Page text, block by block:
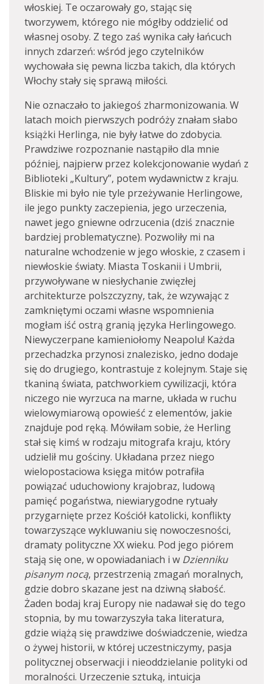
włoskiej. Te oczarowały go, stając się
tworzywem, którego nie mógłby oddzielić od
własnej osoby. Z tego zaś wynika cały łańcuch
innych zdarzeń: wśród jego czytelników
wychowała się pewna liczba takich, dla których
Włochy stały się sprawą miłości.
Nie oznaczało to jakiegoś zharmonizowania. W
latach moich pierwszych podróży znałam słabo
książki Herlinga, nie były łatwe do zdobycia.
Prawdziwe rozpoznanie nastąpiło dla mnie
później, najpierw przez kolekcjonowanie wydań z
Biblioteki „Kultury”, potem wydawnictw z kraju.
Bliskie mi było nie tyle przeżywanie Herlingowe,
ile jego punkty zaczepienia, jego urzeczenia,
nawet jego gniewne odrzucenia (dziś znacznie
bardziej problematyczne). Pozwoliły mi na
naturalne wchodzenie w jego włoskie, z czasem i
niewłoskie światy. Miasta Toskanii i Umbrii,
przywoływane w niesłychanie zwięzłej
architekturze polszczyzny, tak, że wzywając z
zamkniętymi oczami własne wspomnienia
mogłam iść ostrą granią języka Herlingowego.
Niewyczerpane kamieniołomy Neapolu! Każda
przechadzka przynosi znalezisko, jedno dodaje
się do drugiego, kontrastuje z kolejnym. Staje się
tkaniną świata, patchworkiem cywilizacji, która
niczego nie wyrzuca na marne, układa w ruchu
wielowymiarową opowieść z elementów, jakie
znajduje pod ręką. Mówiłam sobie, że Herling
stał się kimś w rodzaju mitografa kraju, który
udzielił mu gościny. Układana przez niego
wielopostaciowa księga mitów potrafiła
powiązać uduchowiony krajobraz, ludową
pamięć pogaństwa, niewiarygodne rytuały
przygarnięte przez Kościół katolicki, konflikty
towarzyszące wykluwaniu się nowoczesności,
dramaty polityczne XX wieku. Pod jego piórem
stają się one, w opowiadaniach i w Dzienniku
pisanym nocą, przestrzenią zmagań moralnych,
gdzie dobro skazane jest na dziwną słabość.
Żaden bodaj kraj Europy nie nadawał się do tego
stopnia, by mu towarzyszyła taka literatura,
gdzie wiążą się prawdziwe doświadczenie, wiedza
o żywej historii, w której uczestniczymy, pasja
politycznej obserwacji i nieoddzielanie polityki od
moralności. Urzeczenie sztuką, intuicja